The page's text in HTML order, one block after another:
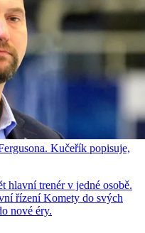
Kučeřík popisuje,
hlavní trenér v jedné osobě.
řízení Komety do svých
nové éry.